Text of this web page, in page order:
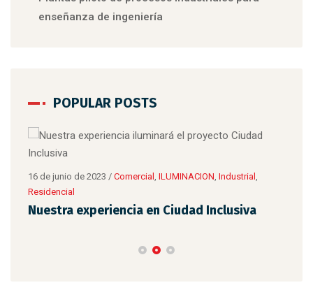
enseñanza de ingeniería
POPULAR POSTS
16 de junio de 2023 / Comercial , ILUMINACION, Industrial ,
Residencial
Nuestra experiencia en Ciudad Inclusiva